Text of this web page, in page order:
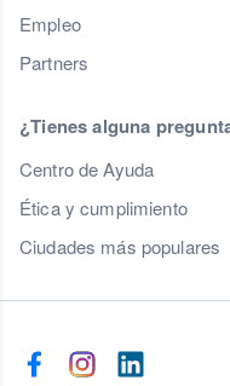
Empleo
Partners
¿Tienes alguna
Centro de Ayuda
Ética y cumplimiento
Ciudades más populares